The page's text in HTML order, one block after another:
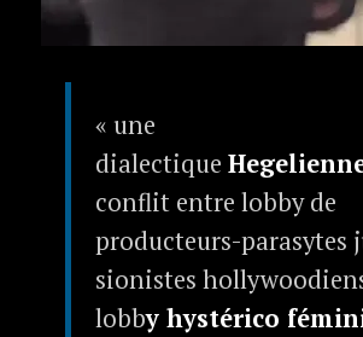
« une
dialectique
conflit entre lobby de
producteurs-parasytes
sionistes
lobby hystérico